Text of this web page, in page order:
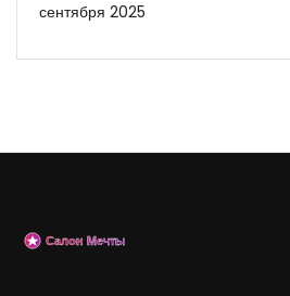
сентября 2025